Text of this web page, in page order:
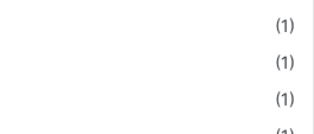
(1)
(1)
(1)